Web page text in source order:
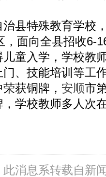
特殊教育学校
，面向全县招收6-
童入学，学校教
、技能培训等工
获铜牌， 安顺市
学校教师多人次
消息系转载自新